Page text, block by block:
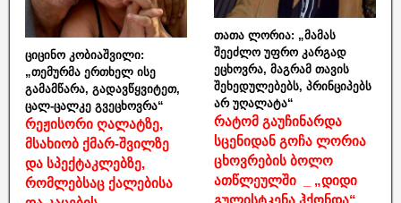
ციცინო კობიაშვილი:
„თემურმა ერთხელ ისე
გამამწარა, გადავწყვიტეთ,
ცალ-ცალკე გვეცხოვრა“
რეჟისორი ღალატზე,
მსახიობ ქმარ-შვილზე
და სპექტაკლებზე,
რომლებსაც ქალებისა
თათა ლორია: „მამას
შეეძლო უფრო კარგად
ეცხოვრა, მაგრამ თავის
შეხედულებებს, პრინციპებს
არ უღალატა“
რატომ გაუჩინარდა
სცენიდან გოჩა ლორია
ცხოვრების ბოლო
ათწლეულში _ „დიდი